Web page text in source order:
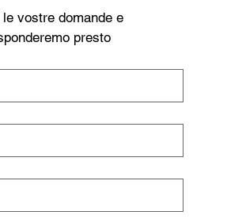
vostre domande e
presto